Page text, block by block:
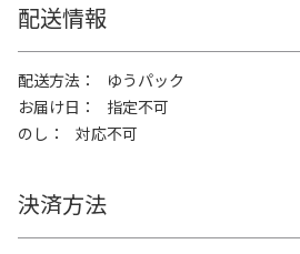
配送情報
配送方法
ゆうパック
お届け日
指定不可
のし
対応不可
決済方法